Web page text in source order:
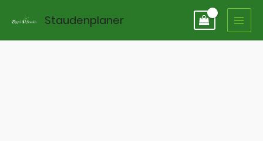
Inhalt
Staudenplaner